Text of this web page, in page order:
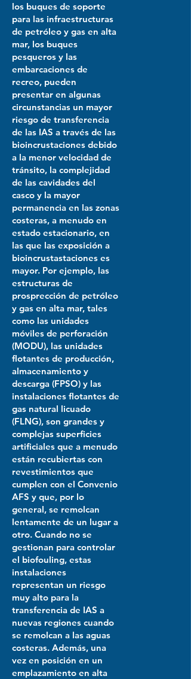
los buques de soporte
para las infraestructuras
de petróleo y gas en alta
mar, los buques
pesqueros y las
embarcaciones de
recreo, pueden
presentar en algunas
circunstancias un mayor
riesgo de transferencia
de las IAS a través de las
bioincrustaciones debido
a la menor velocidad de
tránsito, la complejidad
de las cavidades del
casco y la mayor
permanencia en las zonas
costeras, a menudo en
estado estacionario, en
las que las exposición a
bioincrustastaciones es
mayor. Por ejemplo, las
estructuras de
prosprección de petróleo
y gas en alta mar, tales
como las unidades
móviles de perforación
(MODU), las unidades
flotantes de producción,
almacenamiento y
descarga (FPSO) y las
instalaciones flotantes de
gas natural licuado
(FLNG), son grandes y
complejas superficies
artificiales que a menudo
están recubiertas con
revestimientos que
cumplen con el Convenio
AFS y que, por lo
general, se remolcan
lentamente de un lugar a
otro. Cuando no se
gestionan para controlar
el biofouling, estas
instalaciones
representan un riesgo
muy alto para la
transferencia de IAS a
nuevas regiones cuando
se remolcan a las aguas
costeras. Además, una
vez en posición en un
emplazamiento en alta